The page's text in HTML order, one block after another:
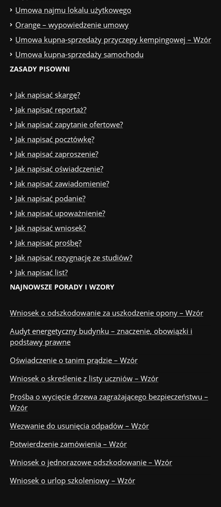
Umowa najmu lokalu użytkowego
Orange – wypowiedzenie umowy
Umowa kupna-sprzedaży przyczepy kempingowej – Wzór
Umowa kupna-sprzedaży samochodu
ZASADY PISOWNI
Jak napisać skargę?
Jak napisać reportaż?
Jak napisać zapytanie ofertowe?
Jak napisać pocztówkę?
Jak napisać zaproszenie?
Jak napisać oświadczenie?
Jak napisać zawiadomienie?
Jak napisać podanie?
Jak napisać upoważnienie?
Jak napisać wniosek?
Jak napisać prośbę?
Jak napisać rezygnację ze studiów?
Jak napisać list?
NAJNOWSZE PORADY I WZORY
Wniosek o odszkodowanie za uszkodzenie opony – Wzór
Audyt energetyczny budynku – znaczenie, obowiązki i
podstawy prawne
Oświadczenie o tanim prądzie – Wzór
Wniosek o skreślenie z listy uczniów – Wzór
Prośba o wycięcie drzewa zagrażającego bezpieczeństwu –
Wzór
Wezwanie do usunięcia odpadów – Wzór
Potwierdzenie zamówienia – Wzór
Wniosek o jednorazowe odszkodowanie – Wzór
Wniosek o urlop szkoleniowy – Wzór